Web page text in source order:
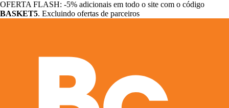
OFERTA FLASH: -5% adicionais em todo o site com o código
BASKET5. Excluindo ofertas de parceiros